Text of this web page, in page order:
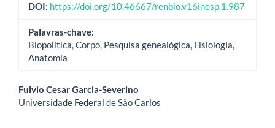
DOI: https://doi.org/10.46667/renbio.v16inesp.1.987
Palavras-chave:
Biopolítica, Corpo, Pesquisa genealógica, Fisiologia,
Anatomia
Conteúdo
Fulvio Cesar Garcia-Severino
Universidade Federal de São Carlos